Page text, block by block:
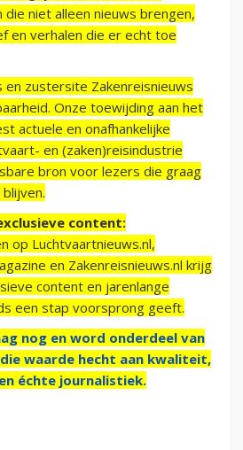
niet alleen nieuws brengen,
en verhalen die er echt toe
en zustersite Zakenreisnieuws
Onze toewijding aan het
actuele en onafhankelijke
en (zaken)reisindustrie
bron voor lezers die graag
content:
op Luchtvaartnieuws.nl,
en Zakenreisnieuws.nl krijg
content en jarenlange
een stap voorsprong geeft.
nog en word onderdeel van
waarde hecht aan kwaliteit,
échte journalistiek.